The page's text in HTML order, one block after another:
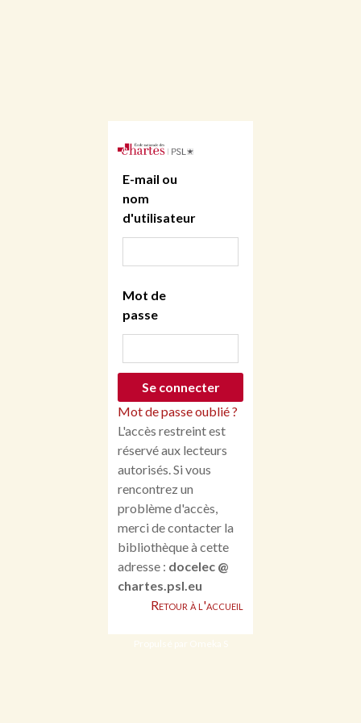
E-mail ou
nom
d'utilisateur
Mot de
passe
Mot de passe oublié ?
L'accès restreint est
réservé aux lecteurs
autorisés. Si vous
rencontrez un
problème d'accès,
merci de contacter la
bibliothèque à cette
adresse : docelec @
chartes.psl.eu
Retour à l'accueil
Propulsé par Omeka S